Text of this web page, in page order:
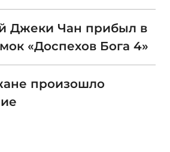
Джеки Чан прибыл в
«Доспехов Бога 4»
произошло